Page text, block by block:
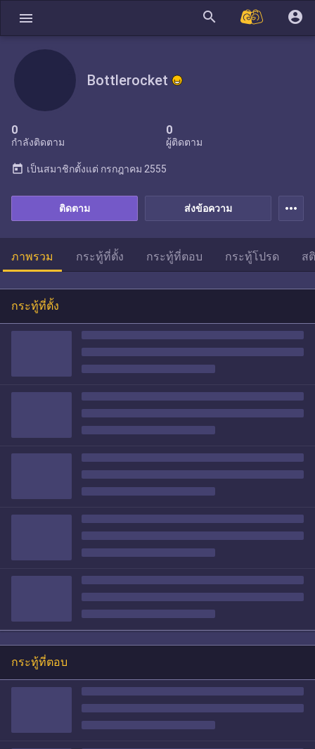
menu search account_circle
Bottlerocket
0
กำลังติดตาม
0
ผู้ติดตาม
ส่งข้อความ
ติดตาม
today เป็นสมาชิกตั้งแต่ กรกฎาคม 2555
more_horiz
ภาพรวม กระทู้ที่ตั้ง กระทู้ที่ตอบ กระทู้โปรด ส
กระทู้ที่ตั้ง
กระทู้ที่ตอบ